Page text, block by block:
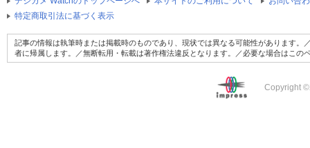
特定商取引法に基づく表示
記事の情報は執筆時または掲載時のものであり、現状では異なる可能性があります
者に帰属します。／無断転用・転載は著作権法違反となります。／必要な場合はこ
Copyright